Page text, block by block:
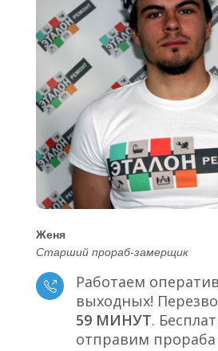
Женя
Старший прораб-замерщик
Работаем
выходных!
59 МИНУТ.
отправим прораба